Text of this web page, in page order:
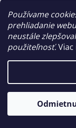
Používame
prehliadanie
neustále
použiteľnosť.
nenarušuje
rovnováhu
esenciálnych
sa deje pri
BCCA
pomere
Užívaj 13 g
NUTREND BCAA
Skladom u
€32,60